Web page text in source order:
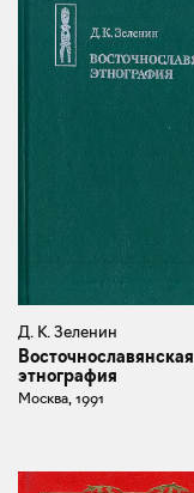
Д. К. Зеленин
Восточнославянская
этнография
Москва, 1991